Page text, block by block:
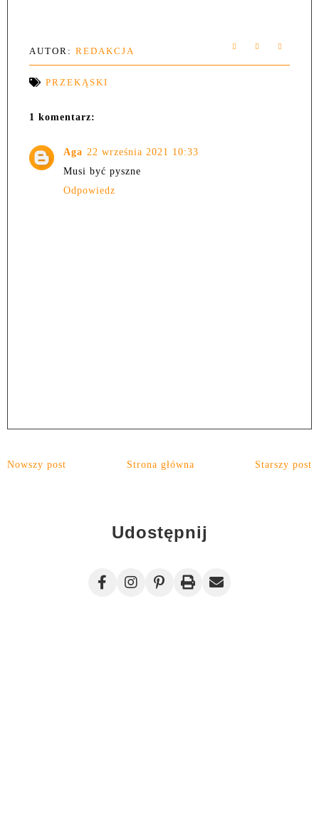
AUTOR: REDAKCJA
PRZEKĄSKI
1 komentarz:
Aga 22 września 2021 10:33
Musi być pyszne
Odpowiedz
Nowszy post Starszy post
Strona główna
Udostępnij